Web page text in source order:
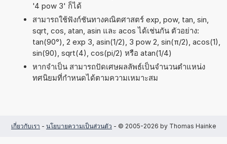
'4 pow 3' ก็ได้
สามารถใช้ฟังก์ชันทางคณิตศาสตร์ exp, pow, tan, sin,
sqrt, cos, atan, asin และ acos ได้เช่นกัน ตัวอย่าง:
tan(90°), 2 exp 3, asin(1/2), 3 pow 2, sin(π/2), acos(1),
sin(90), sqrt(4), cos(pi/2) หรือ atan(1/4)
หากจำเป็น สามารถปัดเศษผลลัพธ์เป็นจำนวนตำแหน่ง
ทศนิยมที่กำหนดได้ตามความเหมาะสม
เกี่ยวกับเรา - นโยบายความเป็นส่วนตัว - © 2005-2026 by Thomas Hainke